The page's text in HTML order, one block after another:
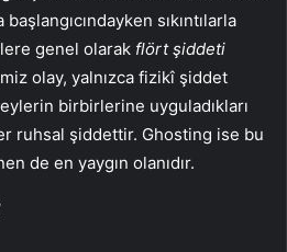
sıkıntılarla
genel olarak flört şiddeti
olay, yalnızca fizikî şiddet
birbirlerine uyguladıkları
ruhsal şiddettir. Ghosting ise bu
de en yaygın olanıdır.